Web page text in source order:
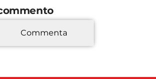
*
Commenta